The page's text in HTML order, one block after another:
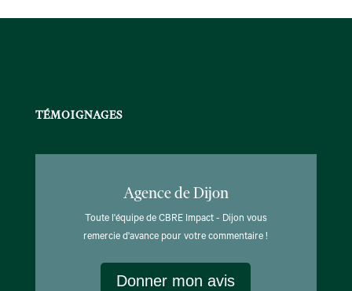
TÉMOIGNAGES
Agence de Dijon
Toute l'équipe de CBRE Impact - Dijon vous
remercie d'avance pour votre commentaire !
Donner mon avis